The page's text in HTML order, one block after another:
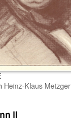
Heinz-Klaus Metzger
II